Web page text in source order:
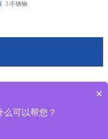
2:不锈钢
×
可以帮您？